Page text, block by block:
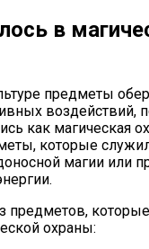
в
предметы
воздействий,
как магическая
которые
магии или
предметов,
охраны: